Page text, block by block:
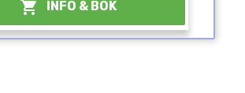
 INFO & BOK